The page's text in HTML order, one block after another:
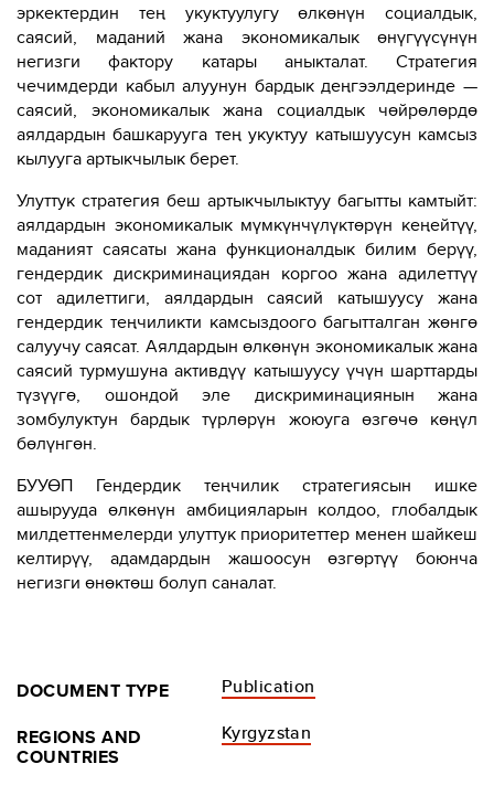
эркектердин тең укуктуулугу өлкөнүн социалдык,
саясий, маданий жана экономикалык өнүгүүсүнүн
негизги фактору катары аныкталат. Стратегия
чечимдерди кабыл алуунун бардык деңгээлдеринде —
саясий, экономикалык жана социалдык чөйрөлөрдө
аялдардын башкарууга тең укуктуу катышуусун камсыз
кылууга артыкчылык берет.
Улуттук стратегия беш артыкчылыктуу багытты камтыйт:
аялдардын экономикалык мүмкүнчүлүктөрүн кеңейтүү,
маданият саясаты жана функционалдык билим берүү,
гендердик дискриминациядан коргоо жана адилеттүү
сот адилеттиги, аялдардын саясий катышуусу жана
гендердик теңчиликти камсыздоого багытталган жөнгө
салуучу саясат. Аялдардын өлкөнүн экономикалык жана
саясий турмушуна активдүү катышуусу үчүн шарттарды
түзүүгө, ошондой эле дискриминациянын жана
зомбулуктун бардык түрлөрүн жоюуга өзгөчө көңүл
бөлүнгөн.
БУУӨП Гендердик теңчилик стратегиясын ишке
ашырууда өлкөнүн амбицияларын колдоо, глобалдык
милдеттенмелерди улуттук приоритеттер менен шайкеш
келтирүү, адамдардын жашоосун өзгөртүү боюнча
негизги өнөктөш болуп саналат.
DOCUMENT TYPE
Publication
REGIONS AND
COUNTRIES
Kyrgyzstan